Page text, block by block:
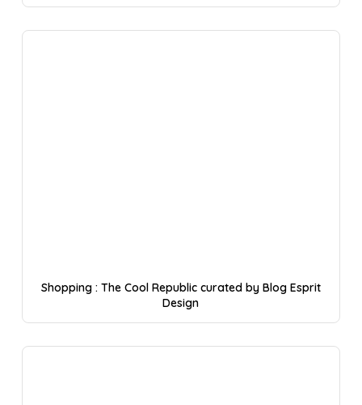
Shopping : The Cool Republic curated by Blog Esprit
Design